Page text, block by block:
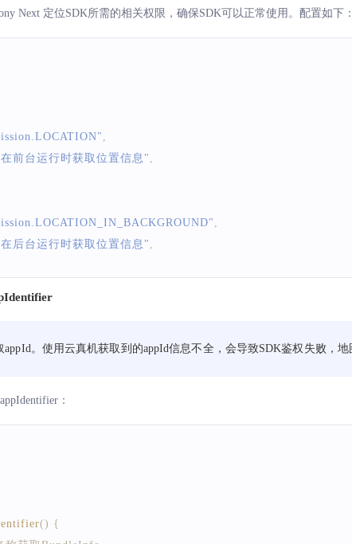
Next 定位SDK所需的相关权限，确保SDK可以正常使用。配置如下
前台运行时获取位置信息"
后台运行时获取位置信息"
。使用云真机获取到的appId信息不全，会导致SDK鉴权失败，
：
() {